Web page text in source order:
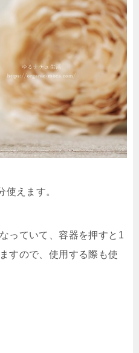
使えます。
っていて、容器を押すと1
すので、使用する際も使